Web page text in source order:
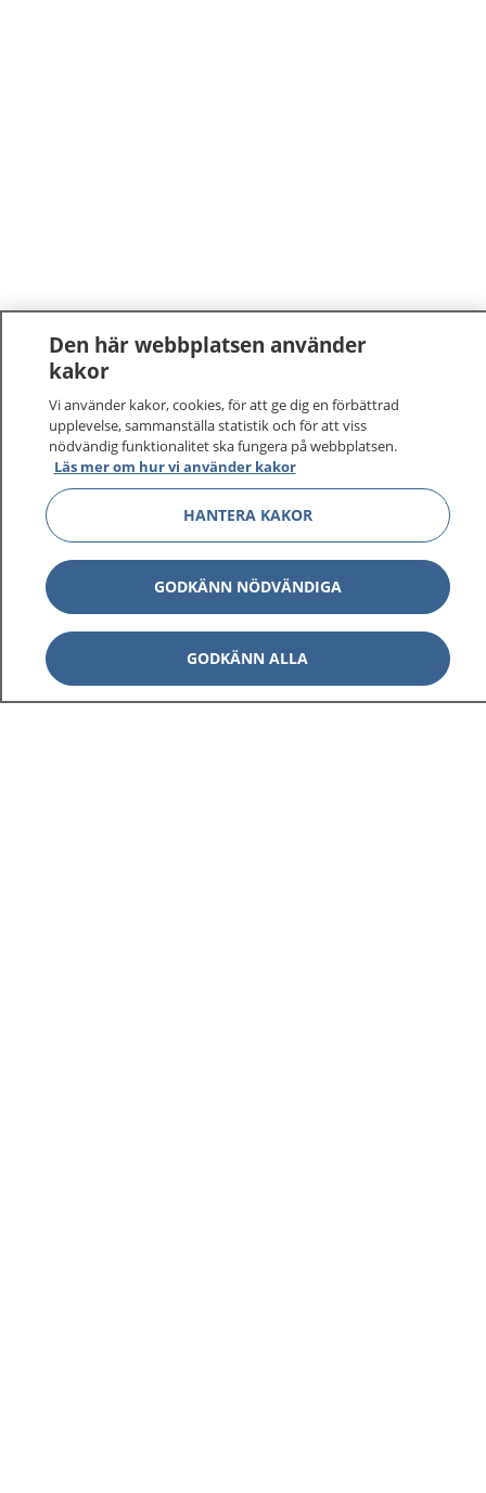
Den här webbplatsen använder
kakor
Vi använder kakor, cookies, för att ge dig en förbättrad
upplevelse, sammanställa statistik och för att viss
nödvändig funktionalitet ska fungera på webbplatsen.
Läs mer om hur vi använder kakor
HANTERA KAKOR
GODKÄNN NÖDVÄNDIGA
GODKÄNN ALLA